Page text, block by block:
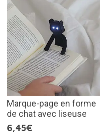
Marque-page en forme
de chat avec liseuse
6,45€